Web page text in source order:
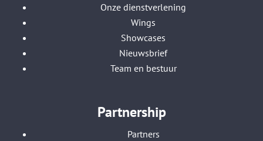
Onze dienstverlening
Wings
Showcases
Nieuwsbrief
Team en bestuur
Partnership
Partners